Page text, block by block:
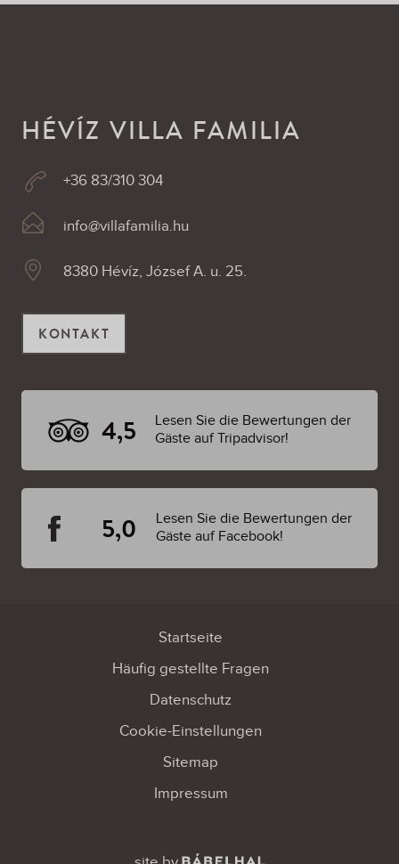
HÉVÍZ VILLA FAMILIA
+36 83/310 304
info@villafamilia.hu
8380 Hévíz, József A. u. 25.
KONTAKT
4,5
Lesen Sie die Bewertungen der
Gäste auf Tripadvisor!
5,0
Lesen Sie die Bewertungen der
Gäste auf Facebook!
Startseite
Häufig gestellte Fragen
Datenschutz
Cookie-Einstellungen
Sitemap
Impressum